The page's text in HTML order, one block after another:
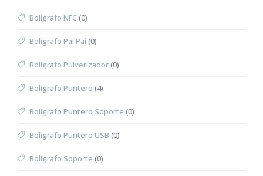
Bolígrafo NFC(0)
Bolígrafo Pai Pai (0)
Bolígrafo Pulverizador(0)
Bolígrafo Puntero (4)
Bolígrafo Puntero Soporte (0)
Bolígrafo Puntero USB (0)
Bolígrafo Soporte (0)